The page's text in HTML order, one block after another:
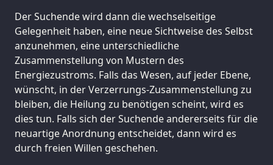
Der Suchende wird dann die wechselseitige
Gelegenheit haben, eine neue Sichtweise des Selbst
anzunehmen, eine unterschiedliche
Zusammenstellung von Mustern des
Energiezustroms. Falls das Wesen, auf jeder Ebene,
wünscht, in der Verzerrungs-Zusammenstellung zu
bleiben, die Heilung zu benötigen scheint, wird es
dies tun. Falls sich der Suchende andererseits für die
neuartige Anordnung entscheidet, dann wird es
durch freien Willen geschehen.